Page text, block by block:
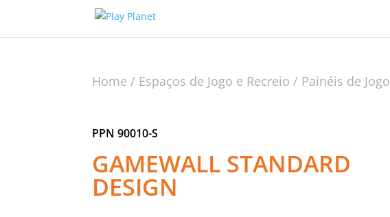
Home / Espaços de Jogo e Recreio / Painéis de Jogo
PPN 90010-S
GAMEWALL STANDARD
DESIGN